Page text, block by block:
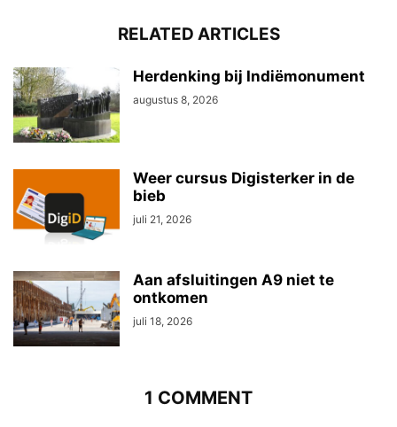
RELATED ARTICLES
Herdenking bij Indiëmonument
augustus 8, 2026
Weer cursus Digisterker in de
bieb
juli 21, 2026
Aan afsluitingen A9 niet te
ontkomen
juli 18, 2026
1 COMMENT